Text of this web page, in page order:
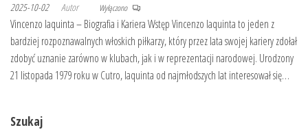
2025-10-02 Autor Wyłączono
Vincenzo Iaquinta – Biografia i Kariera Wstęp Vincenzo Iaquinta to jeden z
bardziej rozpoznawalnych włoskich piłkarzy, który przez lata swojej kariery zdołał
zdobyć uznanie zarówno w klubach, jak i w reprezentacji narodowej. Urodzony
21 listopada 1979 roku w Cutro, Iaquinta od najmłodszych lat interesował się…
Szukaj